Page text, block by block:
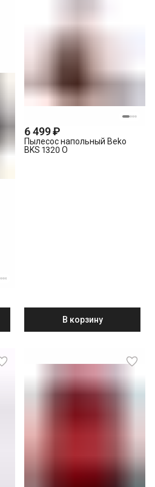
6 499 ₽
Пылесос напольный Beko
BKS 1320 O
В корзину